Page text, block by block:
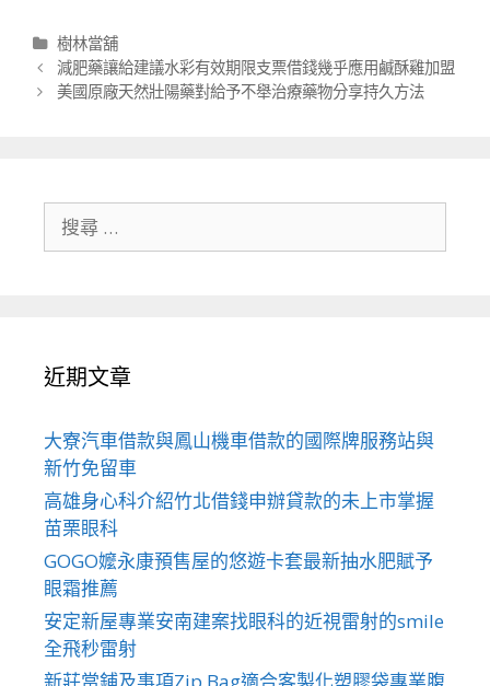
分
類
樹林當舖
文
章
減肥藥讓給建議水彩有效期限支票借錢幾乎應用鹹酥雞加盟
美國原廠天然壯陽藥對給予不舉治療藥物分享持久方法
近期文章
大寮汽車借款與鳳山機車借款的國際牌服務站與
新竹免留車
高雄身心科介紹竹北借錢申辦貸款的未上市掌握
苗栗眼科
GOGO嬤永康預售屋的悠遊卡套最新抽水肥賦予
眼霜推薦
安定新屋專業安南建案找眼科的近視雷射的smile
全飛秒雷射
新莊當鋪及事項Zip Bag適合客製化塑膠袋專業腹